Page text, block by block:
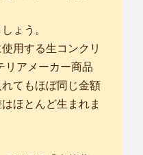
ょう。
用する生コンクリ
リアメーカー商品
てもほぼ同じ金額
ほとんど生まれま